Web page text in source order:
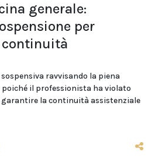
generale:
per
continuità
ravvisando la piena
il professionista ha violato
la continuità assistenziale